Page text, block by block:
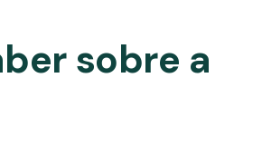
sobre a